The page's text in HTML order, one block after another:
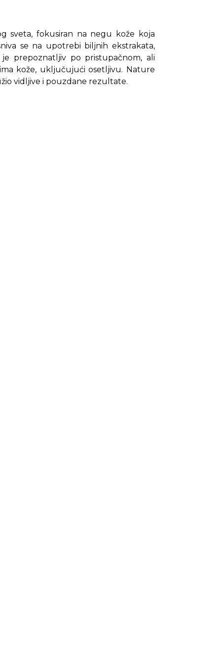
sveta, fokusiran na negu kože koja
se na upotrebi biljnih ekstrakata,
prepoznatljiv po pristupačnom, ali
kože, uključujući osetljivu. Nature
vidljive i pouzdane rezultate.